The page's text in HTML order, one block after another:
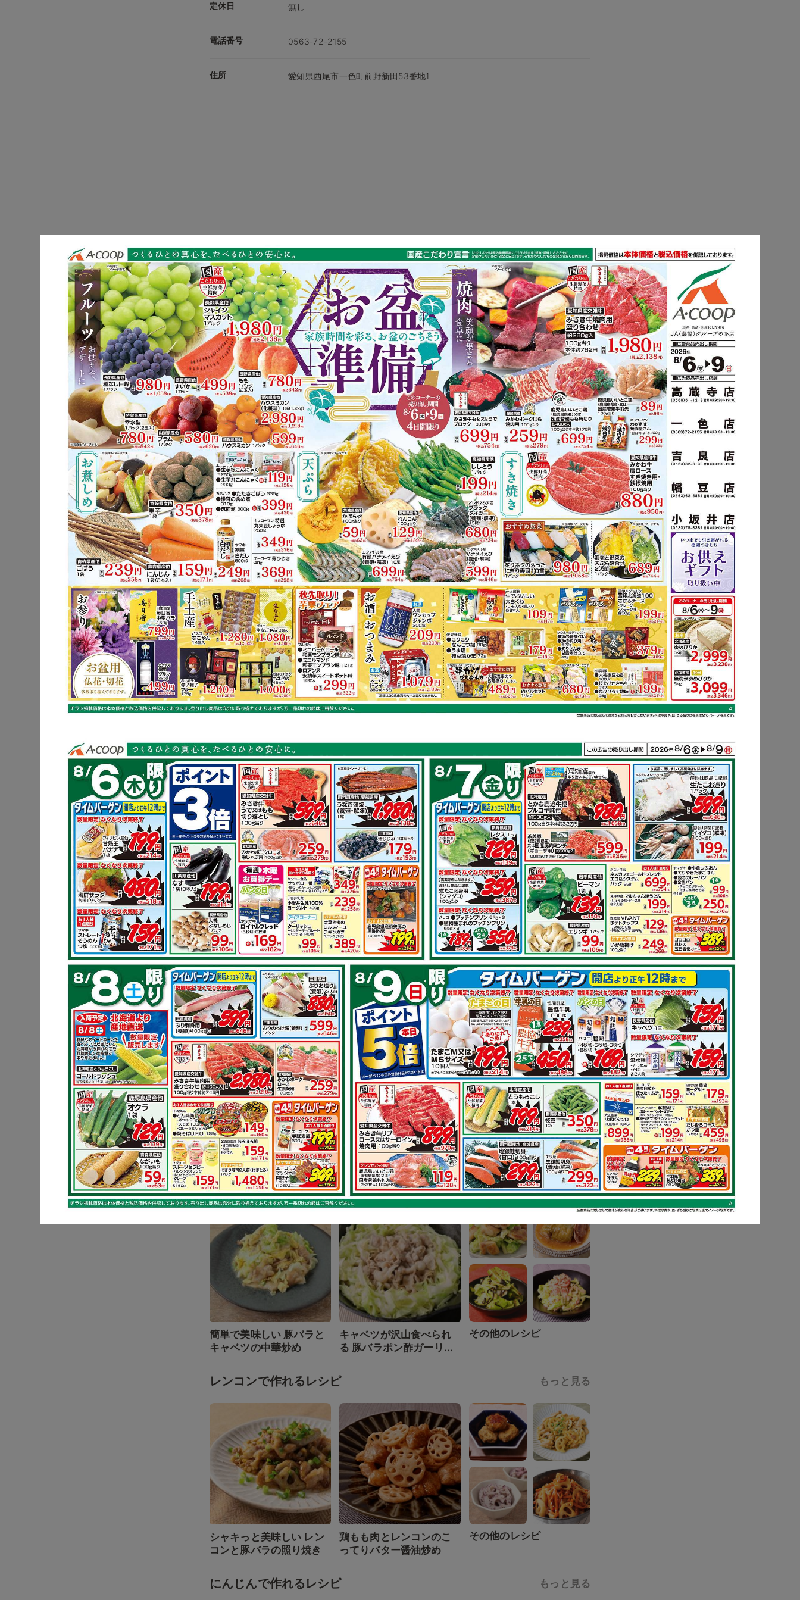
定休日 無し
電話番号 0563-72-2155
住所 愛知県西尾市一色町前野新田53番地1
公式サイト https://www.acoop-kinki.co.jp/shop/details-ishiki.html
駐車場 有り（134台）
ポイントカード 有り
チラシ掲載商品からレシピを探す
牛もも肉 鶏もも肉 キャベツ
レンコン にんじん 鮭
※明細されている内容は店舗の実売状況と異なる場合がございます。
牛もも肉で作れるレシピ もっと見る
ポイントは○○！！しっと
りやわらかローストビー
フ
おもてなしにも 牛もも肉
の和風オーブン焼き
その他のレシピ
鶏もも肉で作れるレシピ もっと見る
基本をマスター！鶏もも
肉の照り焼きチキンステ
ーキ
ネギダレが美味しい！鶏
もも肉のソテー
その他のレシピ
キャベツで作れるレシピ もっと見る
簡単で美味しい 豚バラと
キャベツの中華炒め
キャベツが沢山食べられ
る 豚バラポン酢ガーリ...
その他のレシピ
レンコンで作れるレシピ もっと見る
シャキっと美味しい レン
コンと豚バラの照り焼き
鶏もも肉とレンコンのこ
ってりバター醤油炒め
その他のレシピ
にんじんで作れるレシピ もっと見る